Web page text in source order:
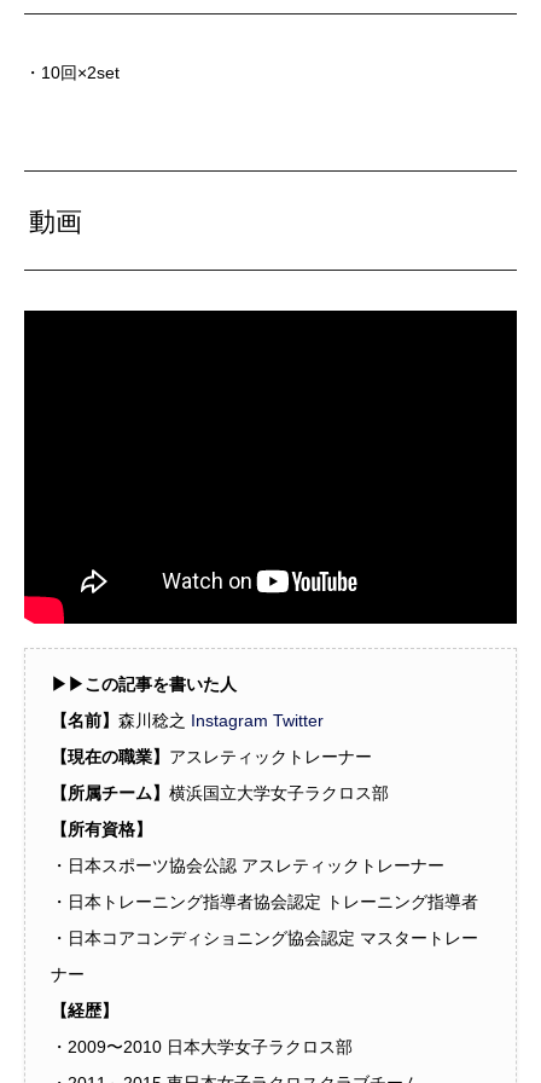
・10回×2set
動画
▶︎▶︎この記事を書いた人
【名前】 森川稔之 Instagram Twitter
【現在の職業】 アスレティックトレーナー
【所属チーム】 横浜国立大学女子ラクロス部
【所有資格】
・日本スポーツ協会公認 アスレティックトレーナー
・日本トレーニング指導者協会認定 トレーニング指導者
・日本コアコンディショニング協会認定 マスタートレー
ナー
【経歴】
・2009〜2010 日本大学女子ラクロス部